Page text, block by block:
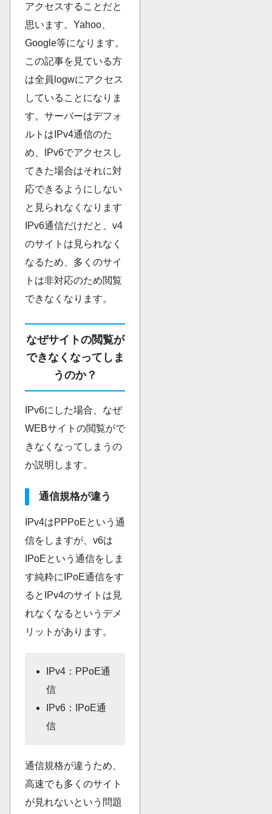
アクセスすることだと
思います。Yahoo、
Google等になります。
この記事を見ている方
は全員logwにアクセス
していることになりま
す。サーバーはデフォ
ルトはIPv4通信のた
め、IPv6でアクセスし
てきた場合はそれに対
応できるようにしない
と見られなくなります
IPv6通信だけだと、v4
のサイトは見られなく
なるため、多くのサイ
トは非対応のため閲覧
できなくなります。
なぜサイトの閲覧が
できなくなってしま
うのか？
IPv6にした場合、なぜ
WEBサイトの閲覧がで
きなくなってしまうの
か説明します。
通信規格が違う
IPv4はPPPoEという通
信をしますが、v6は
IPoEという通信をしま
す純粋にIPoE通信をす
るとIPv4のサイトは見
れなくなるというデメ
リットがあります。
IPv4：PPoE通
信
IPv6：IPoE通
信
通信規格が違うため、
高速でも多くのサイト
が見れないという問題